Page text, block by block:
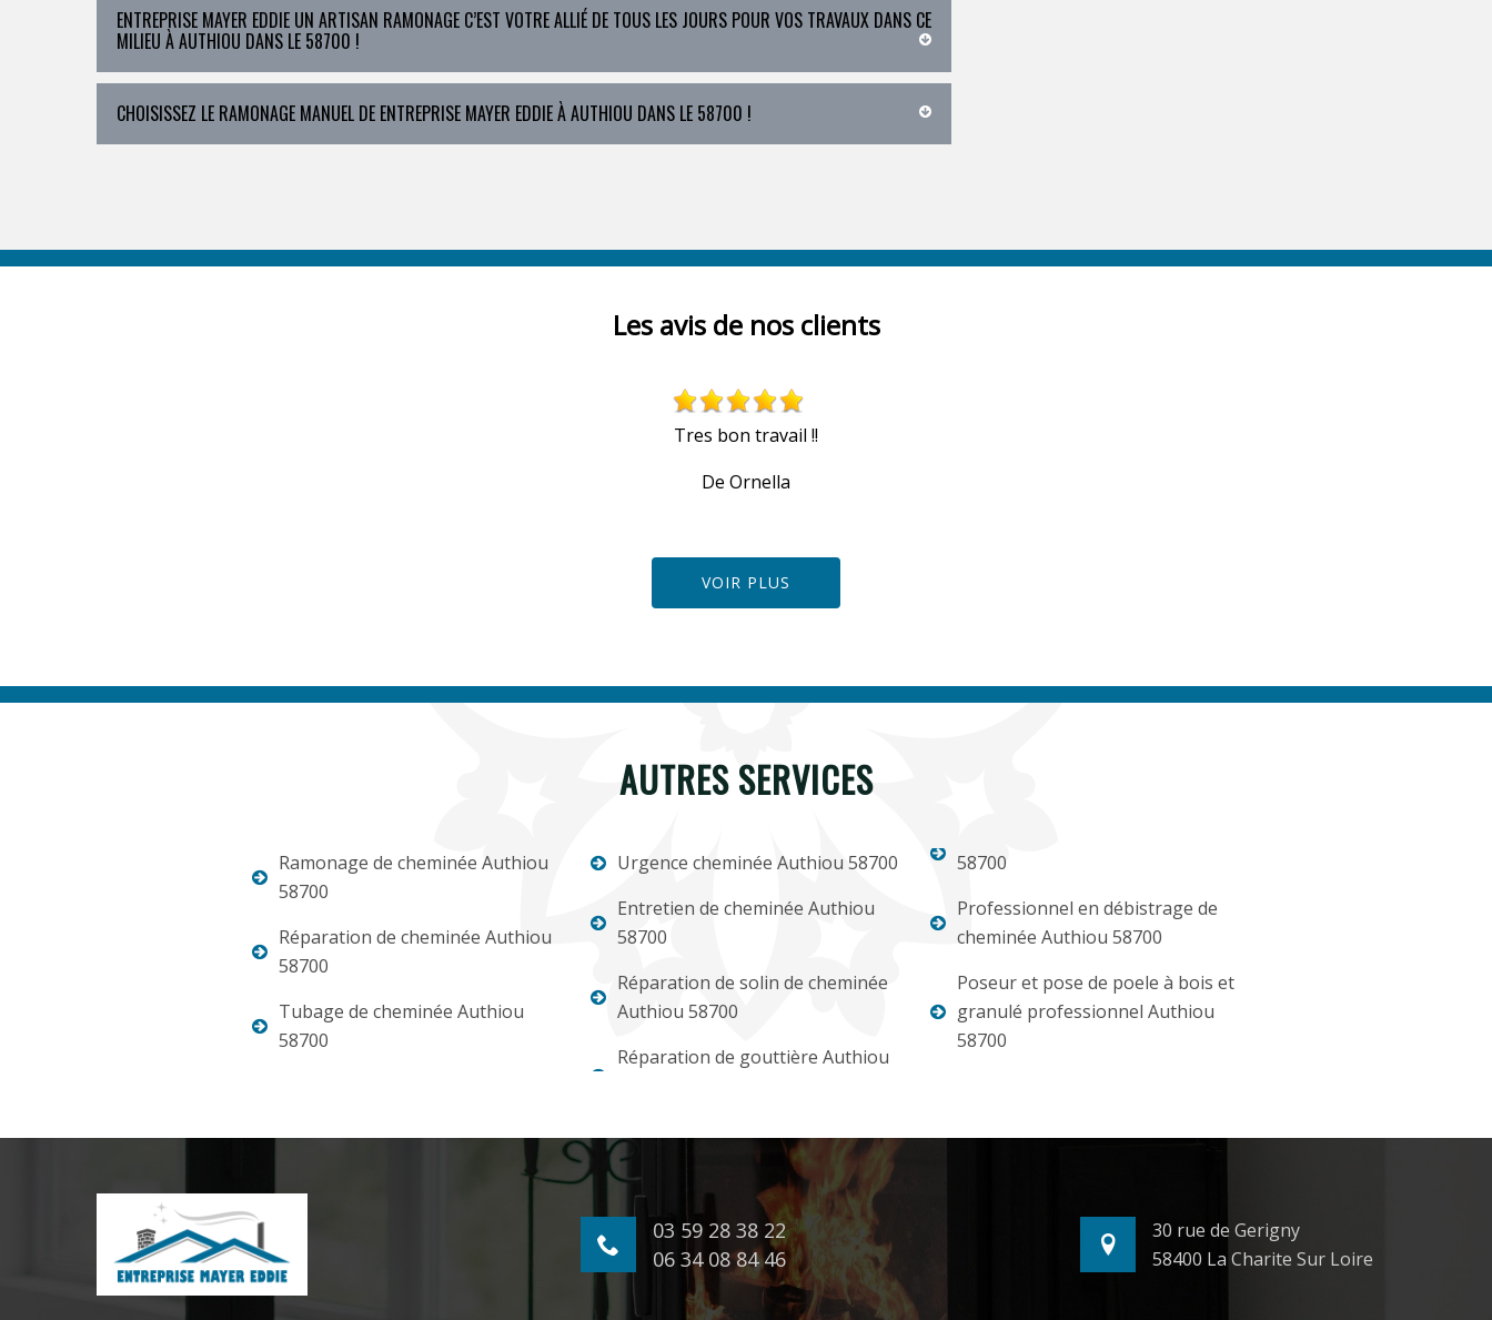
ENTREPRISE MAYER EDDIE UN ARTISAN RAMONAGE C’EST VOTRE ALLIÉ DE TOUS LES JOURS POUR VOS TRAVAUX DANS CE
MILIEU À AUTHIOU DANS LE 58700 !
CHOISISSEZ LE RAMONAGE MANUEL DE ENTREPRISE MAYER EDDIE À AUTHIOU DANS LE 58700 !
Les avis de nos clients
Tres bon travail !!
De Ornella
VOIR PLUS
AUTRES SERVICES
Ramonage de cheminée Authiou
58700
Réparation de cheminée Authiou
58700
Tubage de cheminée Authiou
58700
Urgence cheminée Authiou 58700
Entretien de cheminée Authiou
58700
Réparation de solin de cheminée
Authiou 58700
Réparation de gouttière Authiou
58700
Professionnel en débistrage de
cheminée Authiou 58700
Poseur et pose de poele à bois et
granulé professionnel Authiou
58700
03 59 28 38 22
06 34 08 84 46
30 rue de Gerigny
58400 La Charite Sur Loire